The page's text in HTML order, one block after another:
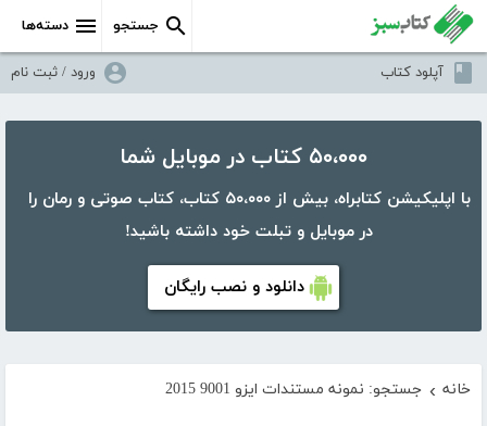
دسته‌ها جستجو
آپلود کتاب ورود / ثبت نام
۵۰،۰۰۰ کتاب در موبایل شما
با اپلیکیشن کتابراه، بیش از ۵۰،۰۰۰ کتاب، کتاب صوتی و رمان را
در موبایل و تبلت خود داشته باشید!
دانلود و نصب رایگان
خانه › جستجو: نمونه مستندات ایزو 9001 2015